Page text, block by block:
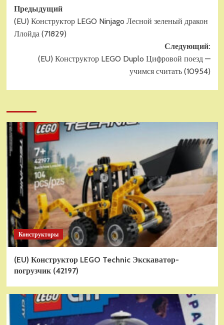
Навигация
записи
Предыдущий
(EU) Конструктор LEGO Ninjago Лесной зеленый дракон
Ллойда (71829)
Следующий:
(EU) Конструктор LEGO Duplo Цифровой поезд —
учимся считать (10954)
Конструкторы
(EU) Конструктор LEGO Technic Экскаватор-
погрузчик (42197)